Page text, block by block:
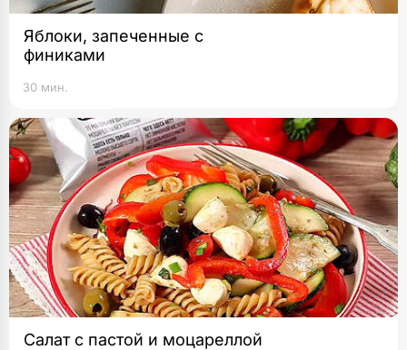
Яблоки, запеченные с
финиками
30 мин.
Салат с пастой и моцареллой